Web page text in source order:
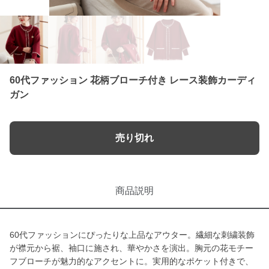
60代ファッション 花柄ブローチ付き レース装飾カーディ
ガン
売り切れ
商品説明
60代ファッションにぴったりな上品なアウター。繊細な刺繍装飾
が襟元から裾、袖口に施され、華やかさを演出。胸元の花モチー
フブローチが魅力的なアクセントに。実用的なポケット付きで、